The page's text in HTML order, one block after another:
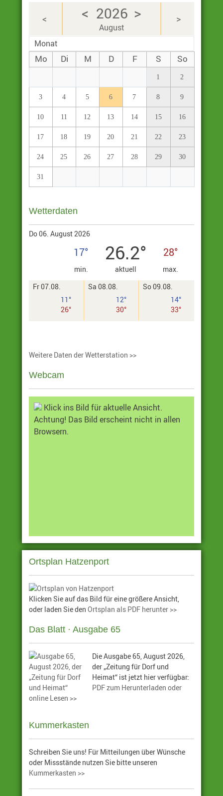
< < 2026 >
August
>
Monat
Mo Di M D F S So
1 2
3 4 5 6 7 8 9
10 11 12 13 14 15 16
17 18 19 20 21 22 23
24 25 26 27 28 29 30
31
Wetterdaten
Do 06. August 2026
17°
min.
26.2°
aktuell
28°
max.
Fr 07.08.
11°
26°
Sa 08.08.
12°
30°
So 09.08.
14°
33°
Weitere Daten der Wetterstation >>
Webcam
Klick ins Bild für aktuelle Ansicht.
Achtung! Das Bild erscheint nicht in allen
Browsern.
Ortsplan Hatzenport
Klicken Sie auf das Bild für eine größere Ansicht,
oder laden Sie den Ortsplan als PDF herunter >>
Das Blatt · Ausgabe 65
Die Ausgabe 65, August 2026,
der „Zeitung für Dorf und
Heimat“ ist jetzt hier verfügbar:
PDF zum Herunterladen oder
online Lesen >>
Kummerkasten
Schreiben Sie uns! Für Mitteilungen über Wünsche
oder Missstände nutzen Sie bitte unseren
Kummerkasten >>